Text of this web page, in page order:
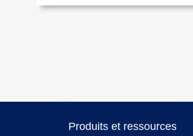
Produits et ressources